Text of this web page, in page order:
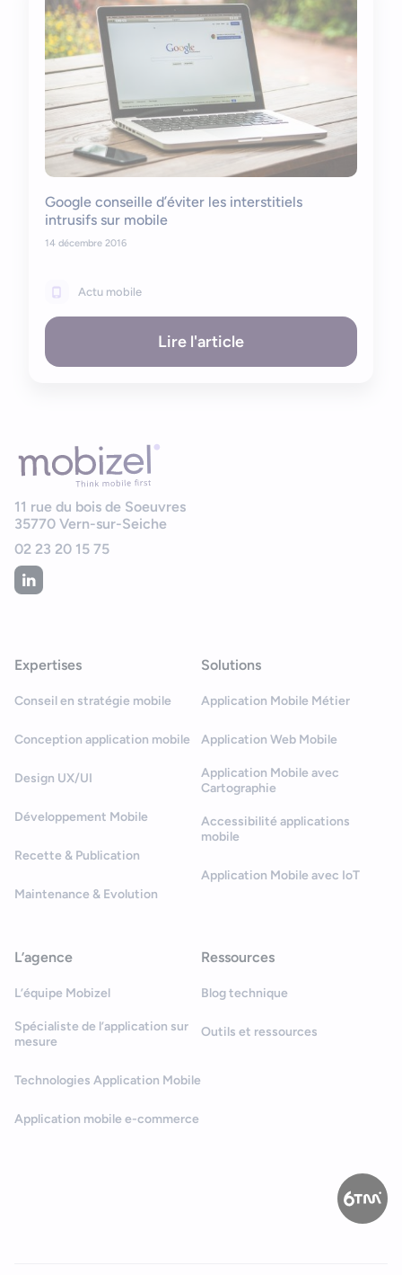
Google conseille d’éviter les interstitiels
intrusifs sur mobile
14 décembre 2016
Actu mobile
Lire l'article
11 rue du bois de Soeuvres
35770 Vern-sur-Seiche
02 23 20 15 75
Expertises
Conseil en stratégie mobile
Conception application mobile
Design UX/UI
Développement Mobile
Recette & Publication
Maintenance & Evolution
Solutions
Application Mobile Métier
Application Web Mobile
Application Mobile avec
Cartographie
Accessibilité applications
mobile
Application Mobile avec IoT
L’agence
L’équipe Mobizel
Spécialiste de l’application sur
mesure
Technologies Application Mobile
Application mobile e-commerce
Ressources
Blog technique
Outils et ressources